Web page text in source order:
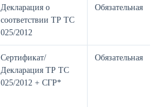
Декларация о
соответствии ТР ТС
025/2012
Обязательная
Сертификат/
Декларация ТР ТС
025/2012 + СГР*
Обязательная